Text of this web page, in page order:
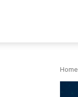
Home